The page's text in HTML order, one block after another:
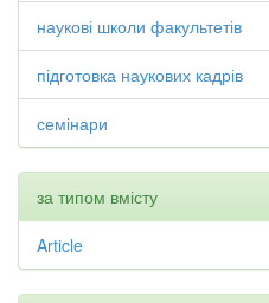
наукові школи факультетів
підготовка наукових кадрів
семінари
за типом вмісту
Article